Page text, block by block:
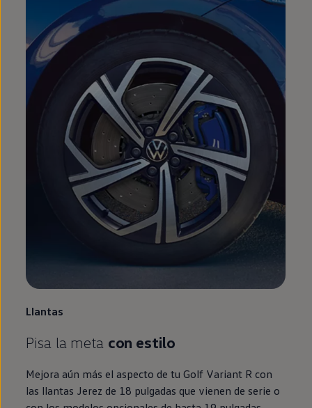
Llantas
Pisa la meta con estilo
Mejora aún más el aspecto de tu Golf Variant R con
las llantas Jerez de 18 pulgadas que vienen de serie o